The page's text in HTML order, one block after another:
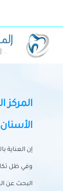
المركز
الأسنان
إن العناية
وفي ظل
البحث عن